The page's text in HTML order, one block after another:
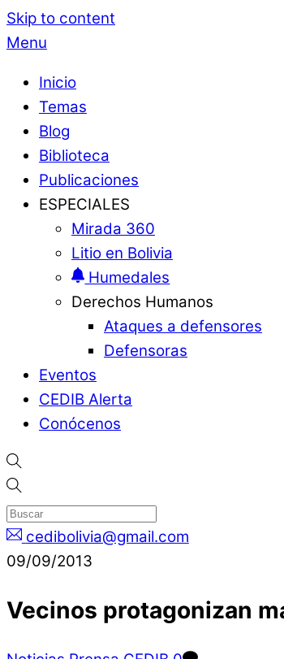
Skip to content
Menu
Inicio
Temas
Blog
Biblioteca
Publicaciones
ESPECIALES
Mirada 360
Litio en Bolivia
Humedales
Derechos Humanos
Ataques a defensores
Defensoras
Eventos
CEDIB Alerta
Conócenos
cedibolivia@gmail.com
09/09/2013
Vecinos protagonizan